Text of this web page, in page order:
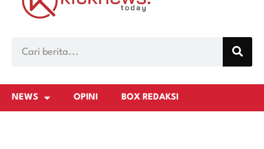
NEWS OPINI BOX REDAKSI